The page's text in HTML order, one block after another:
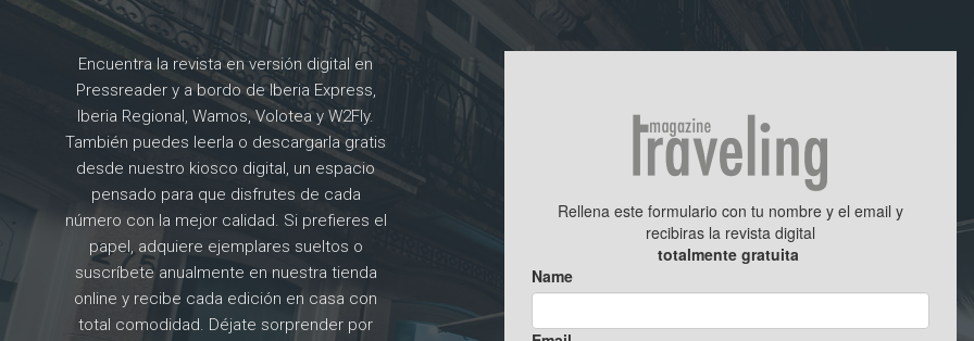
Encuentra la revista en versión digital en
Pressreader y a bordo de Iberia Express,
Iberia Regional, Wamos, Volotea y W2Fly.
También puedes leerla o descargarla gratis
desde nuestro kiosco digital, un espacio
pensado para que disfrutes de cada
número con la mejor calidad. Si prefieres el
papel, adquiere ejemplares sueltos o
suscríbete anualmente en nuestra tienda
online y recibe cada edición en casa con
total comodidad. Déjate sorprender por